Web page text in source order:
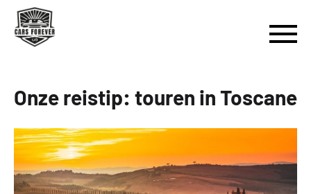
Onze reistip: touren in Toscane